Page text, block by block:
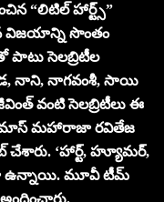
“లిటిల్ హార్ట్స్”
విజయాన్ని సొంతం
పాటు సెలబ్రిటీల
నాని, నాగవంశీ, సాయి
వంటి సెలబ్రిటీలు ఈ
మాస్ మహారాజా రవితేజ
చేశారు. ‘హార్ట్, హ్యూమర్,
ఉన్నాయి. మూవీ టీమ్